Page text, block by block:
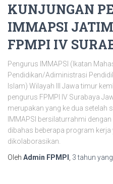
KUNJUNGAN
IMMAPSI
FPMPI IV
Pengurus IMMAPSI (Ikatan
Pendidikan/Adiministrasi
Islam) Wilayah III Jawa timur
pengurus FPMPI IV Surabaya
merupakan yang ke dua setelah
IMMAPSI bersilaturrahmi
dibahas beberapa program
dikolaborasikan.
Oleh Admin FPMPI 3 tahun